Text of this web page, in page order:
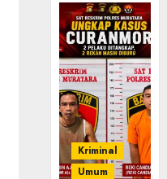
Kriminal
Umum